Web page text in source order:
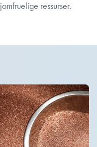
ressurser.